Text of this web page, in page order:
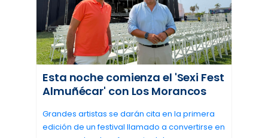
Esta noche comienza el 'Sexi Fest
Almuñécar' con Los Morancos
Grandes artistas se darán cita en la primera
edición de un festival llamado a convertirse en